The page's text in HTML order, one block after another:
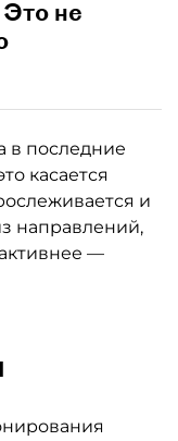
не
в последние
касается
и
направлений,
—